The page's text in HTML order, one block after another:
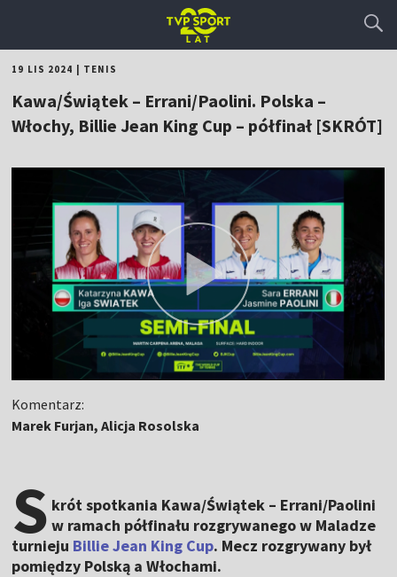
19 LIS 2024 TENIS
Kawa/Świątek – Errani/Paolini. Polska –
Włochy, Billie Jean King Cup – półfinał [SKRÓT]
Komentarz:
Marek Furjan, Alicja Rosolska
S krót spotkania Kawa/Świątek – Errani/Paolini
w ramach półfinału rozgrywanego w Maladze
turnieju Billie Jean King Cup. Mecz rozgrywany był
pomiędzy Polską a Włochami.